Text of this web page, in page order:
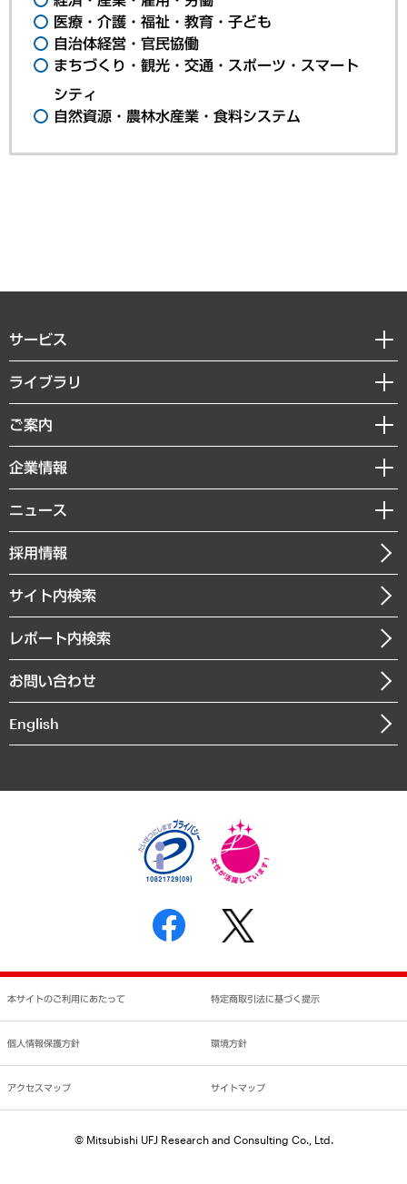
医療・介護・福祉・教育・子ども
自治体経営・官民協働
まちづくり・観光・交通・スポーツ・スマート
シティ
自然資源・農林水産業・食料システム
サービス
経営戦略
組織・人事戦略
デジタルイノベーション
共生・ダイバーシティ
GRC（ガバナンス・リスク・コンプライアンス）・防災（政策）
経済・産業・雇用・労働
まちづくり・観光・交通・スポーツ・スマートシティ
自然資源・農林水産業・食料システム
ライブラリ
経済調査
レポート
コラム
経営用語集
受託・受注実績（官公庁関連）
メディア掲載・出演
ご案内
セミナー・イベント情報
MUFGビジネスセミナー
受託案件情報
企業情報
私たちの想い
社長メッセージ
会社概要
沿革
組織図・本部部室紹介
インドネシア現地法人
個人情報保護方針
反社会的勢力に対する基本方針
書面による個人情報の開示等の請求の手続きについて
ニュース
ニュースリリース
お知らせ
採用情報
サイト内検索
レポート内検索
お問い合わせ
English
本サイトのご利用にあたって 特定商取引法に基づく提示
個人情報保護方針 環境方針
アクセスマップ サイトマップ
© Mitsubishi UFJ Research and Consulting Co., Ltd.